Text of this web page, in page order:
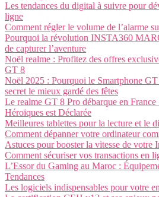
Les tendances du digital à suivre pour
ligne
Comment régler le volume de l’alarme
Pourquoi la révolution INSTA360
de capturer l’aventure
Noël realme : Profitez des offres
GT 8
Noël 2025 : Pourquoi le Smartphone GT
secret le mieux gardé des fêtes
Le realme GT 8 Pro débarque en France
Héroïques est Déclarée
Meilleures tablettes pour la lecture et le
Comment dépanner votre ordinateur
Astuces pour booster la vitesse de votre
Comment sécuriser vos transactions en
L’Essor du Gaming au Maroc :
Tendances
Les logiciels indispensables pour votre